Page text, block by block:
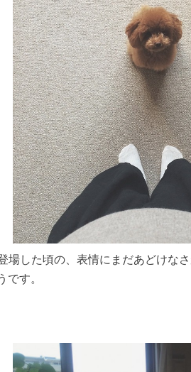
場した頃の、表情にまだあどけなさ
す。